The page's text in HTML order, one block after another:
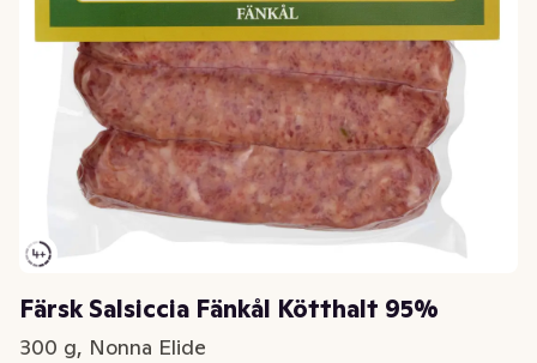
Färsk Salsiccia Fänkål Kötthalt 95%
300 g, Nonna Elide